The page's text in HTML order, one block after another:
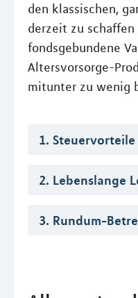
den klassischen,
derzeit zu schaffen
fondsgebundene
Altersvorsorge-
mitunter zu wenig
1. Steuervorteile
2. Lebenslange
3. Rundum-